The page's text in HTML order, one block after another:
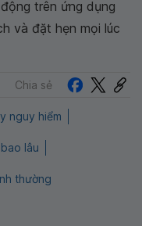
trên ứng dụng
và đặt hẹn mọi lúc
Chia sẻ
nguy hiểm
lâu
thường